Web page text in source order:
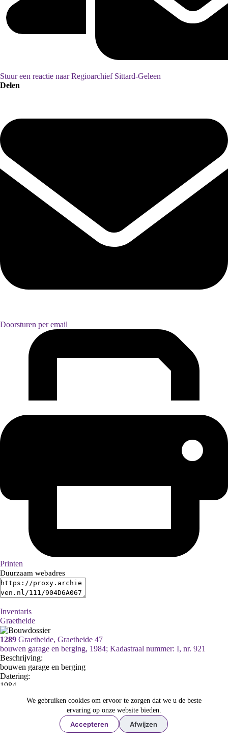
We gebruiken cookies om ervoor te zorgen dat we u de beste
ervaring op onze website bieden.
Accepteren Afwijzen
Stuur een reactie naar Regioarchief Sittard-Geleen
Delen
Doorsturen per email
Printen
Duurzaam webadres
Inventaris
Graetheide
1289 Graetheide, Graetheide 47
bouwen garage en berging, 1984; Kadastraal nummer: I, nr. 921
Beschrijving:
bouwen garage en berging
Datering:
1984
Graetheide, Graetheide 47
Kadastraal nummer: